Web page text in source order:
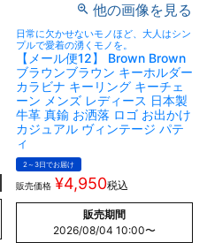
他の画像を見る
日常に欠かせないモノほど、大人はシン
プルで愛着の湧くモノを。
【メール便12】 Brown Brown
ブラウンブラウン キーホルダー
カラビナ キーリング キーチェ
ーン メンズ レディース 日本製
牛革 真鍮 お洒落 ロゴ お出かけ
カジュアル ヴィンテージ パテ
ィ
2～3日でお届け
販売価格 ¥4,950税込
販売期間
2026/08/04 10:00〜